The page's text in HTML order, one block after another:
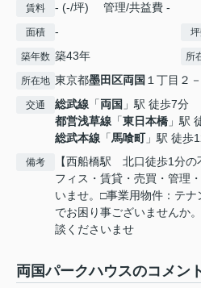
賃料 - (-/坪) 管理/共益費 -
面積 -
築年数 築43年 所
所在地 東京都墨田区両国 １丁目２
交通 総武線 「両国 」駅 徒歩7分
都営浅草線 「東日本橋 」駅
総武本線 「馬喰町」駅 徒歩
備考
【西船橋駅 北口徒歩1分の
フィス・賃貸・売買・管理
いませ。□事業用物件：テ
でお困り事ございませんか
談くださいませ
両国パークハウスのコメン